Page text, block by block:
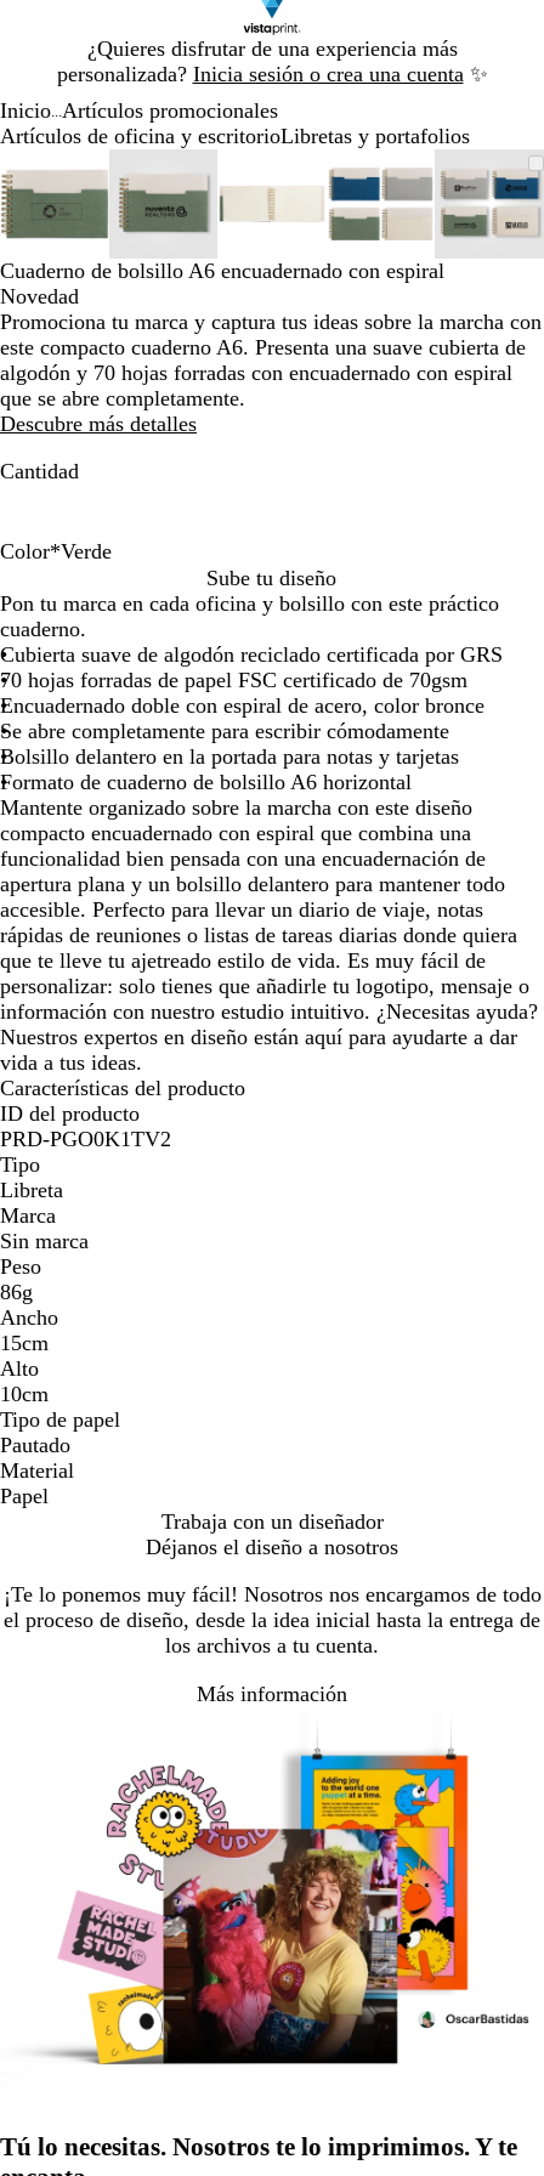
¿Quieres disfrutar de una experiencia más
personalizada? Inicia sesión o crea una cuenta ✨
1
Inicio Artículos promocionales
Artículos de oficina y escritorioLibretas y portafolios
ampliable
hasta
mínimo
clic
para
expandir
teclas
de
más
y
menos
para
ampliar
y
alejar
y
las
moverte
ampliable
hasta
mínimo
clic
para
expandir
las
teclas
de
más
menos
para
ampliar
y
alejar
y
la
ampliable
hasta
mínimo
clic
para
expandir
las
teclas
más
menos
para
ampliar
por
la
ampliable
hasta
mínimo
clic
para
expandir
las
teclas
de
más
menos
para
ampliar
imagen
hasta
clic
para
las
teclas
de
más
menos
para
1
de
5
Cuaderno de bolsillo A6 encuadernado con espiral
Novedad
Promociona tu marca y captura tus ideas sobre la marcha con
este compacto cuaderno A6. Presenta una suave cubierta de
algodón y 70 hojas forradas con encuadernado con espiral
que se abre completamente.
Descubre más detalles
Cantidad
Color*Verde
r
i
s
r
e
m
a
e
r
d
e
z
u
l
m
a
r
i
n
o
Sube tu diseño
Pon tu marca en cada oficina y bolsillo con este práctico
cuaderno.
Cubierta suave de algodón reciclado certificada por GRS
70 hojas forradas de papel FSC certificado de 70gsm
Encuadernado doble con espiral de acero, color bronce
Se abre completamente para escribir cómodamente
Bolsillo delantero en la portada para notas y tarjetas
Formato de cuaderno de bolsillo A6 horizontal
Mantente organizado sobre la marcha con este diseño
compacto encuadernado con espiral que combina una
funcionalidad bien pensada con una encuadernación de
apertura plana y un bolsillo delantero para mantener todo
accesible. Perfecto para llevar un diario de viaje, notas
rápidas de reuniones o listas de tareas diarias donde quiera
que te lleve tu ajetreado estilo de vida. Es muy fácil de
personalizar: solo tienes que añadirle tu logotipo, mensaje o
información con nuestro estudio intuitivo. ¿Necesitas ayuda?
Nuestros expertos en diseño están aquí para ayudarte a dar
vida a tus ideas.
Características del producto
ID del producto
PRD-PGO0K1TV2
Tipo
Libreta
Marca
Sin marca
Peso
86g
Ancho
15cm
Alto
10cm
Tipo de papel
Pautado
Material
Papel
Trabaja con un diseñador
Déjanos el diseño a nosotros
¡Te lo ponemos muy fácil! Nosotros nos encargamos de todo
el proceso de diseño, desde la idea inicial hasta la entrega de
los archivos a tu cuenta.
Más información
Tú lo necesitas. Nosotros te lo imprimimos. Y te